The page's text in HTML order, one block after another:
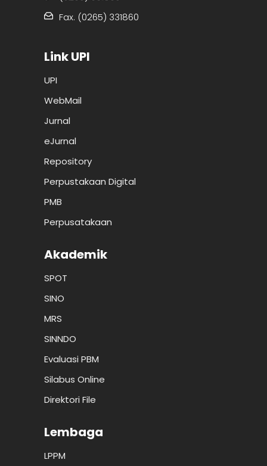
Fax. (0265) 331860
Link UPI
UPI
WebMail
Jurnal
eJurnal
Repository
Perpustakaan Digital
PMB
Perpusatakaan
Akademik
SPOT
SINO
MRS
SINNDO
Evaluasi PBM
Silabus Online
Direktori File
Lembaga
LPPM